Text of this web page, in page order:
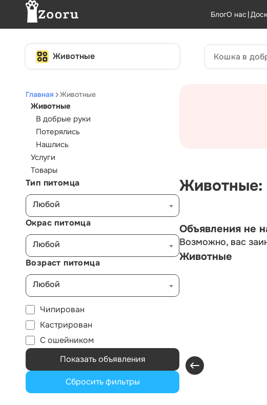
БлогО нас |
Животные
Главная Животные
Животные
В добрые руки
Потерялись
Нашлись
Услуги
Товары
Тип питомца
Любой
Окрас питомца
Любой
Возраст питомца
Любой
Чипирован
Кастрирован
С ошейником
Показать объявления
Сбросить фильтры
Животные:
Объявления не
Возможно, вас
Животные